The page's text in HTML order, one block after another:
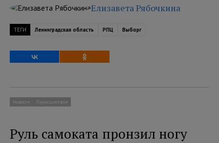
Елизавета Рябочкина
ТЕГИ Ленинградская область РПЦ Выборг
Новости Происшествия
Руль самоката пронзил ногу